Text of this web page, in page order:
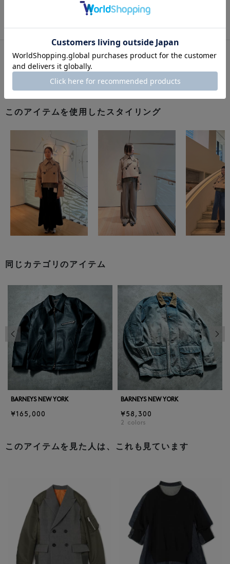
このアイテムをシェアする
このアイテムを使用したスタイリング
同じカテゴリのアイテム
BARNEYS NEW YORK
¥165,000
BARNEYS NEW YORK
¥58,300
2 colors
前の画像
このアイテムを見た人は、これも見ています